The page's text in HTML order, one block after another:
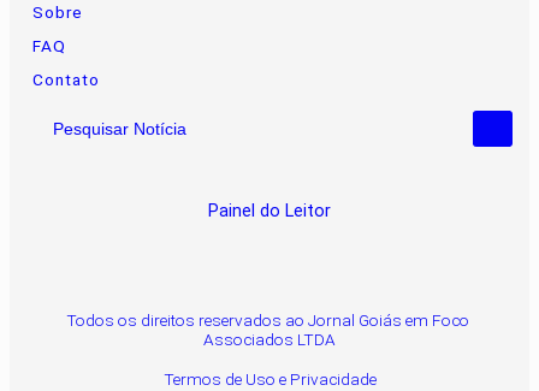
Sobre
FAQ
Contato
Pesquisar Notícia
Painel do Leitor
Todos os direitos reservados ao Jornal Goiás em Foco
Associados LTDA
Termos de Uso e Privacidade